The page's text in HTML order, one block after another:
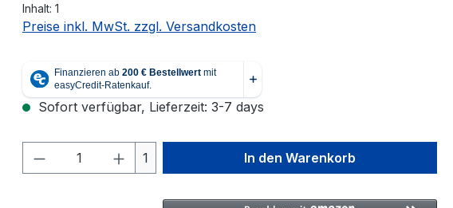
Inhalt: 1
Preise inkl. MwSt. zzgl. Versandkosten
Sofort verfügbar, Lieferzeit: 3-7 days
Produkt Anzahl: Gib den gewünschten Wert
1 In den Warenkorb